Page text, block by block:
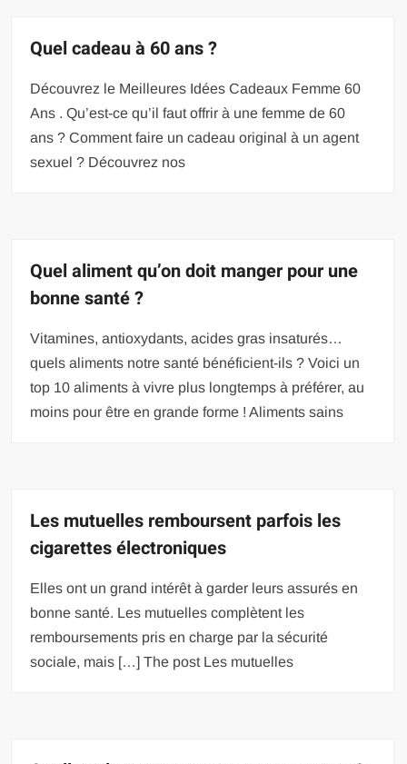
Quel cadeau à 60 ans ?
Découvrez le Meilleures Idées Cadeaux Femme 60
Ans . Qu’est-ce qu’il faut offrir à une femme de 60
ans ? Comment faire un cadeau original à un agent
sexuel ? Découvrez nos
Quel aliment qu’on doit manger pour une
bonne santé ?
Vitamines, antioxydants, acides gras insaturés…
quels aliments notre santé bénéficient-ils ? Voici un
top 10 aliments à vivre plus longtemps à préférer, au
moins pour être en grande forme ! Aliments sains
Les mutuelles remboursent parfois les
cigarettes électroniques
Elles ont un grand intérêt à garder leurs assurés en
bonne santé. Les mutuelles complètent les
remboursements pris en charge par la sécurité
sociale, mais […] The post Les mutuelles